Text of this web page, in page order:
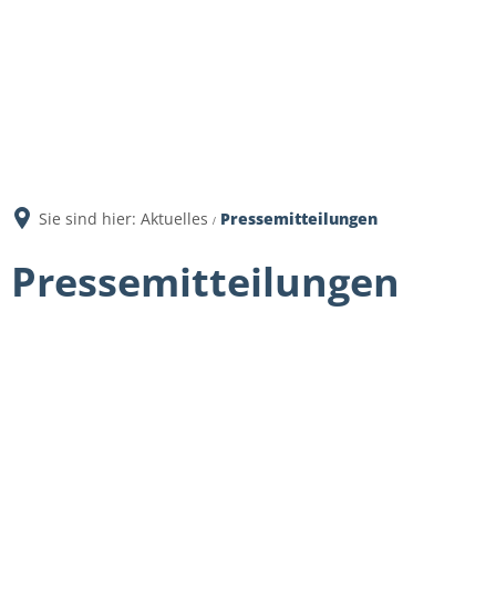
Sie sind hier: Aktuelles Pressemitteilungen
Pressemitteilungen